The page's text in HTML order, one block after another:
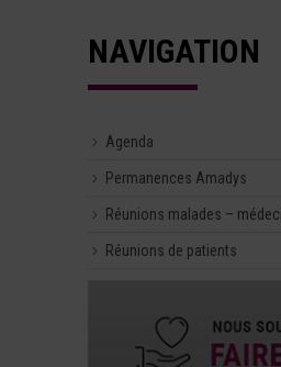
NAVIGATION
Agenda
Permanences Amadys
Réunions malades –
Réunions de patients